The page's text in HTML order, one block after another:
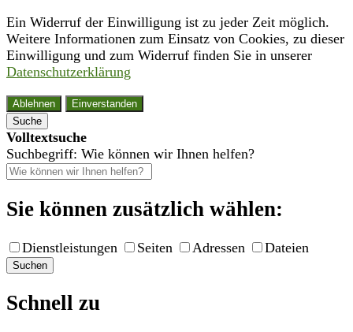
Ein Widerruf der Einwilligung ist zu jeder Zeit möglich.
Weitere Informationen zum Einsatz von Cookies, zu dieser
Einwilligung und zum Widerruf finden Sie in unserer
Datenschutzerklärung
Ablehnen
Einverstanden
Suche
Volltextsuche
Suchbegriff: Wie können wir Ihnen helfen?
Sie können zusätzlich wählen:
Dienstleistungen Seiten Adressen Dateien
Suchen
Schnell zu